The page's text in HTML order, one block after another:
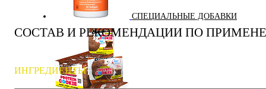
СПЕЦИАЛЬНЫЕ ДОБАВКИ
СОСТАВ И РЕКОМЕНДАЦИИ ПО
ИНГРЕДИЕНТЫ